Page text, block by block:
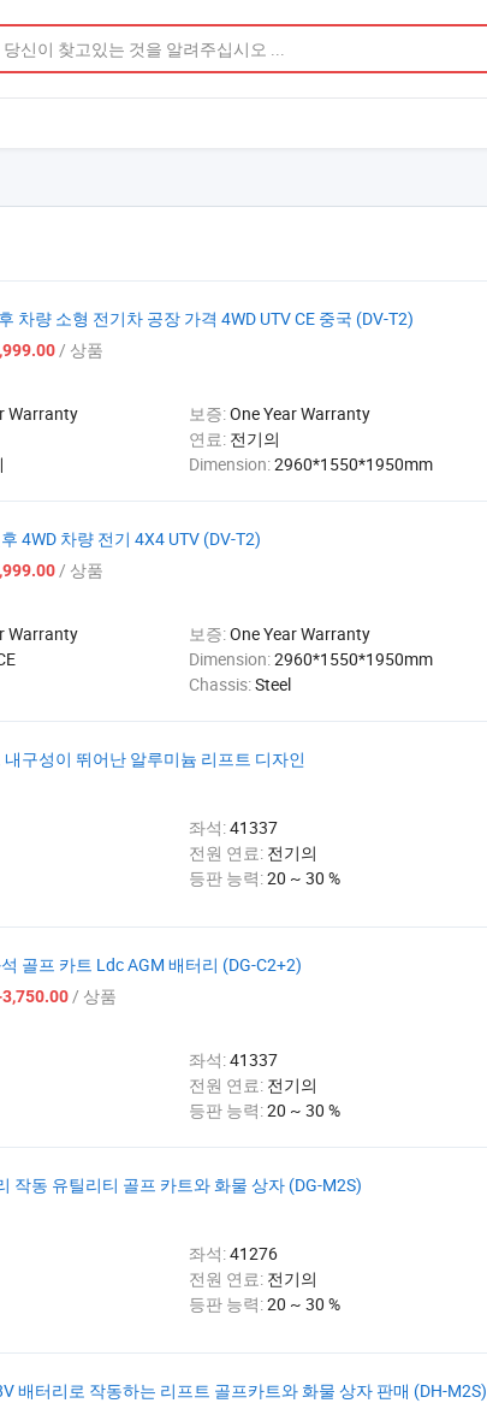
차량 소형 전기차 공장 가격 4WD UTV CE 중국 (DV-T2)
/ 상품
Warranty 보증:One Year Warranty
연료: 전기의
Dimension:2960*1550*1950mm
4WD 차량 전기 4X4 UTV (DV-T2)
/ 상품
Warranty 보증:One Year Warranty
Dimension:2960*1550*1950mm
Chassis:Steel
구성이 뛰어난 알루미늄 리프트 디자인
좌석:41337
전원 연료: 전기의
등판 능력:20 ~ 30 %
골프 카트 Ldc AGM 배터리 (DG-C2+2)
/ 상품
좌석:41337
전원 연료: 전기의
등판 능력:20 ~ 30 %
작동 유틸리티 골프 카트와 화물 상자 (DG-M2S)
좌석:41276
전원 연료: 전기의
등판 능력:20 ~ 30 %
배터리로 작동하는 리프트 골프카트와 화물 상자 판매 (DH-M2S)